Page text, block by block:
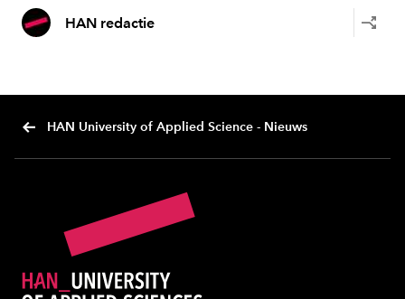
HAN redactie
HAN University of Applied Science - Nieuws